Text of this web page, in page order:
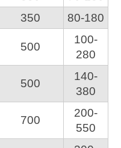
350 80-180
500
100-
280
500
140-
380
700
200-
550